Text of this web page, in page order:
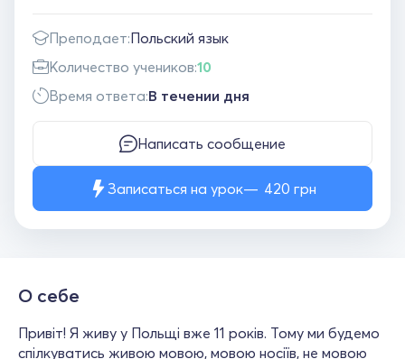
Преподает:Польский язык
Количество учеников:10
Время ответа:В течении дня
Написать сообщение
Записаться на урок 420 грн
О себе
Привіт! Я живу у Польщі вже 11 років. Тому ми будемо
спілкуватись живою мовою, мовою носіїв, не мовою